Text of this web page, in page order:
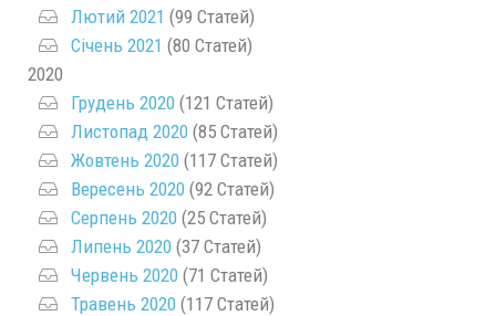
Лютий 2021 (99 Статей)
Січень 2021 (80 Статей)
2020
Грудень 2020 (121 Статей)
Листопад 2020 (85 Статей)
Жовтень 2020 (117 Статей)
Вересень 2020 (92 Статей)
Серпень 2020 (25 Статей)
Липень 2020 (37 Статей)
Червень 2020 (71 Статей)
Травень 2020 (117 Статей)